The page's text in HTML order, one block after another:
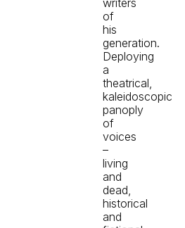
of
his
generation.
Deploying
a
theatrical,
kaleidoscopic
panoply
of
voices
–
living
and
dead,
historical
and